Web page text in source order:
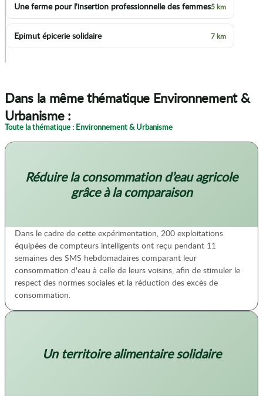
Une ferme pour l'insertion professionnelle des femmes5 km
Epimut épicerie solidaire 7 km
Dans la même thématique Environnement &
Urbanisme :
Toute la thématique : Environnement & Urbanisme
Réduire la consommation d’eau agricole
grâce à la comparaison
Dans le cadre de cette expérimentation, 200 exploitations
équipées de compteurs intelligents ont reçu pendant 11
semaines des SMS hebdomadaires comparant leur
consommation d'eau à celle de leurs voisins, afin de stimuler le
respect des normes sociales et la réduction des excès de
consommation.
Un territoire alimentaire solidaire